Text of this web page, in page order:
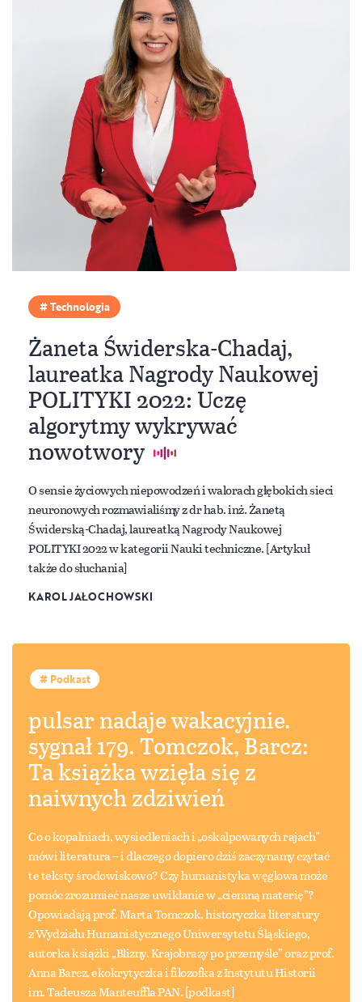
Technologia
Żaneta Świderska-Chadaj,
laureatka Nagrody Naukowej
POLITYKI 2022: Uczę
algorytmy wykrywać
nowotwory
O sensie życiowych niepowodzeń i walorach głębokich sieci
neuronowych rozmawialiśmy z dr hab. inż. Żanetą
Świderską-Chadaj, laureatką Nagrody Naukowej
POLITYKI 2022 w kategorii Nauki techniczne. [Artykuł
także do słuchania]
KAROL JAŁOCHOWSKI
Podkast
pulsar nadaje wakacyjnie.
sygnał 179. Tomczok, Barcz:
Ta książka wzięła się z
naiwnych zdziwień
Co o kopalniach, wysiedleniach i „oskalpowanych rajach”
mówi literatura – i dlaczego dopiero dziś zaczynamy czytać
te teksty środowiskowo? Czy humanistyka węglowa może
pomóc zrozumieć nasze uwikłanie w „ciemną materię”?
Opowiadają prof. Marta Tomczok, historyczka literatury
z Wydziału Humanistycznego Uniwersytetu Śląskiego,
autorka książki „Blizny. Krajobrazy po przemyśle” oraz prof.
Anna Barcz, ekokrytyczka i filozofka z Instytutu Historii
im. Tadeusza Manteuffla PAN. [podkast]